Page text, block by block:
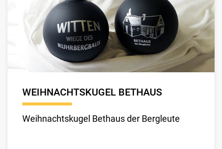
WEIHNACHTSKUGEL BETHAUS
Weihnachtskugel Bethaus der Bergleute